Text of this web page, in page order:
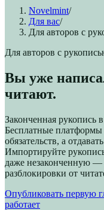
Novelmint/
Для вас/
Для авторов с
Для авторов с
Вы уже
читают.
Законченная рукопись
Бесплатные платформы
обязательств, а
Импортируйте
даже незаконченную —
разблокировки от
Опубликовать первую
работает